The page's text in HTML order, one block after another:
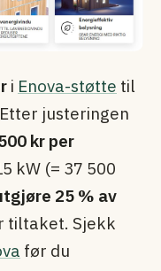
i Enova-støtte til
justeringen
kr per
kW (= 37 500
25 % av
tiltaket. Sjekk
før du